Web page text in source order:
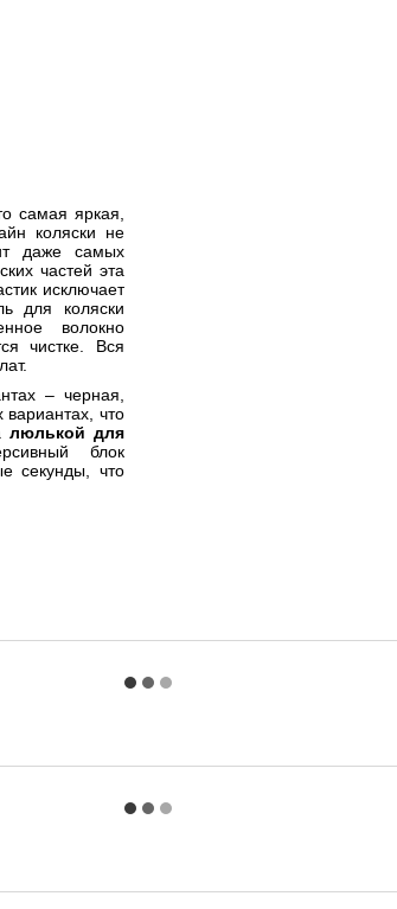
самая яркая,
коляски не
даже самых
частей эта
исключает
для коляски
волокно
чистке. Вся
–черная,
что
люлькой для
блок
секунды, что